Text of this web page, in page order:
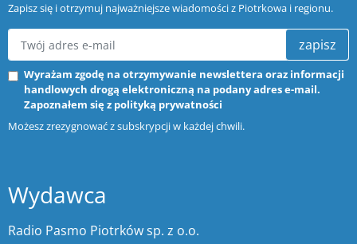
Zapisz się i otrzymuj najważniejsze wiadomości z Piotrkowa i regionu.
zapisz
Wyrażam zgodę na otrzymywanie newslettera oraz informacji
handlowych drogą elektroniczną na podany adres e-mail.
Zapoznałem się z polityką prywatności
Możesz zrezygnować z subskrypcji w każdej chwili.
Wydawca
Radio Pasmo Piotrków sp. z o.o.